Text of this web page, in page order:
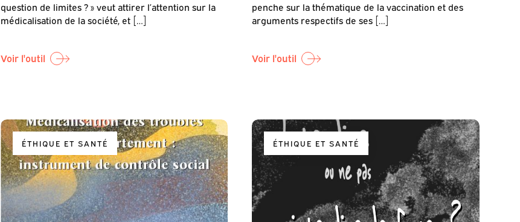
question de limites ? » veut attirer l’attention sur la
médicalisation de la société, et […]
Voir l'outil
penche sur la thématique de la vaccination et des
arguments respectifs de ses […]
Voir l'outil
ÉTHIQUE ET SANTÉ ÉTHIQUE ET SANTÉ